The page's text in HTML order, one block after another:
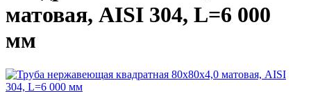
матовая, AISI 304, L=6 000
мм